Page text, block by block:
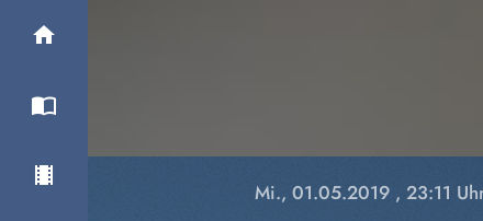
Mi., 01.05.2019 , 23:11